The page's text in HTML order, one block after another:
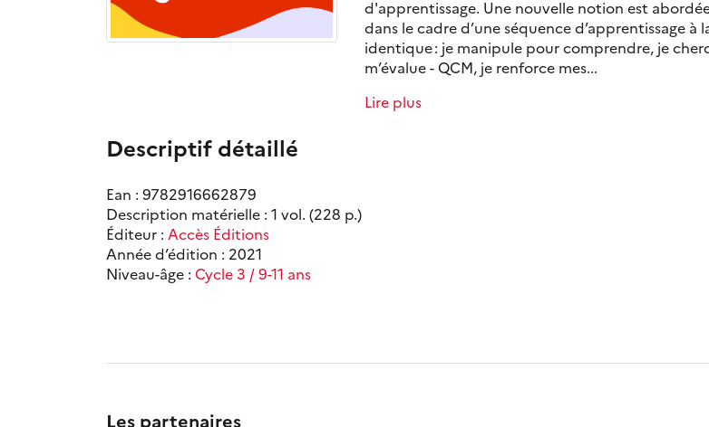
d'apprentissage. Une nouvelle notion est
dans le cadre d’une séquence d’apprentissage
identique : je manipule pour comprendre, je
m’évalue - QCM, je renforce mes...
Lire plus
Descriptif détaillé
Ean : 9782916662879
Description matérielle : 1 vol. (228 p.)
Éditeur : Accès Éditions
Année d’édition : 2021
Niveau-âge : Cycle 3 / 9-11 ans
Les partenaires